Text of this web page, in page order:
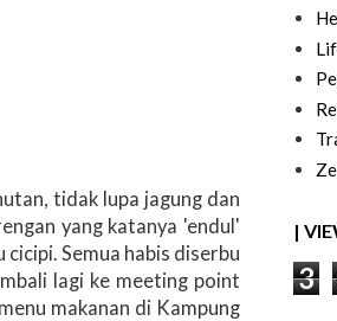
tidak lupa jagung dan
yang katanya 'endul'
Semua habis diserbu
lagi ke meeting point
makanan di Kampung
|
3